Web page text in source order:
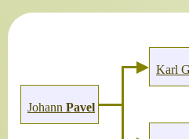
Johann Pavel
Karl